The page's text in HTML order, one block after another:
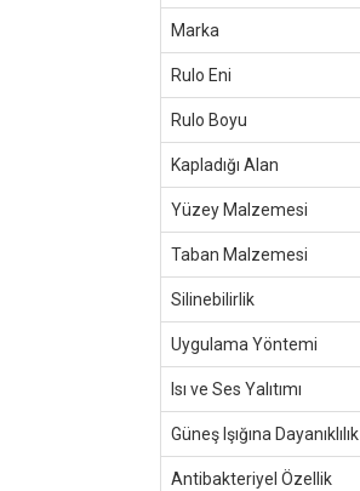
Marka
Rulo Eni
Rulo Boyu
Kapladığı Alan
Yüzey Malzemesi
Taban Malzemesi
Silinebilirlik
Uygulama Yöntemi
Isı ve Ses Yalıtımı
Güneş Işığına Dayanıklılık
Antibakteriyel Özellik